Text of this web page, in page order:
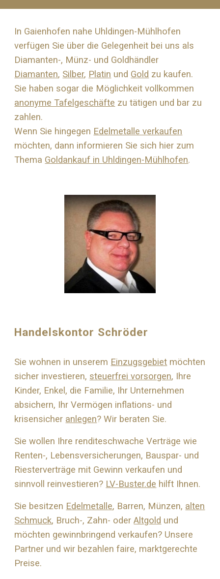
In Gaienhofen nahe Uhldingen-Mühlhofen
verfügen Sie über die Gelegenheit bei uns als
Diamanten-, Münz- und Goldhändler
Diamanten, Silber, Platin und Gold zu kaufen.
Sie haben sogar die Möglichkeit vollkommen
anonyme Tafelgeschäfte zu tätigen und bar zu
zahlen.
Wenn Sie hingegen Edelmetalle verkaufen
möchten, dann informieren Sie sich hier zum
Thema Goldankauf in Uhldingen-Mühlhofen.
Handelskontor Schröder
Sie wohnen in unserem Einzugsgebiet möchten
sicher investieren, steuerfrei vorsorgen, Ihre
Kinder, Enkel, die Familie, Ihr Unternehmen
absichern, Ihr Vermögen inflations- und
krisensicher anlegen? Wir beraten Sie.
Sie wollen Ihre renditeschwache Verträge wie
Renten-, Lebensversicherungen, Bauspar- und
Riesterverträge mit Gewinn verkaufen und
sinnvoll reinvestieren? LV-Buster.de hilft Ihnen.
Sie besitzen Edelmetalle, Barren, Münzen, alten
Schmuck, Bruch-, Zahn- oderAltgold und
möchten gewinnbringend verkaufen? Unsere
Partner und wir bezahlen faire, marktgerechte
Preise.